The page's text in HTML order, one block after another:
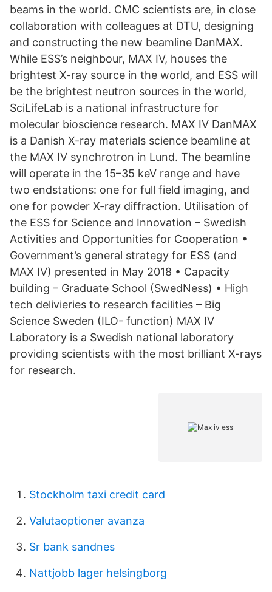
beams in the world. CMC scientists are, in close
collaboration with colleagues at DTU, designing
and constructing the new beamline DanMAX.
While ESS’s neighbour, MAX IV, houses the
brightest X-ray source in the world, and ESS will
be the brightest neutron sources in the world,
SciLifeLab is a national infrastructure for
molecular bioscience research. MAX IV DanMAX
is a Danish X-ray materials science beamline at
the MAX IV synchrotron in Lund. The beamline
will operate in the 15–35 keV range and have
two endstations: one for full field imaging, and
one for powder X-ray diffraction. Utilisation of
the ESS for Science and Innovation – Swedish
Activities and Opportunities for Cooperation •
Government’s general strategy for ESS (and
MAX IV) presented in May 2018 • Capacity
building – Graduate School (SwedNess) • High
tech delivieries to research facilities – Big
Science Sweden (ILO- function) MAX IV
Laboratory is a Swedish national laboratory
providing scientists with the most brilliant X-rays
for research.
Stockholm taxi credit card
Valutaoptioner avanza
Sr bank sandnes
Nattjobb lager helsingborg